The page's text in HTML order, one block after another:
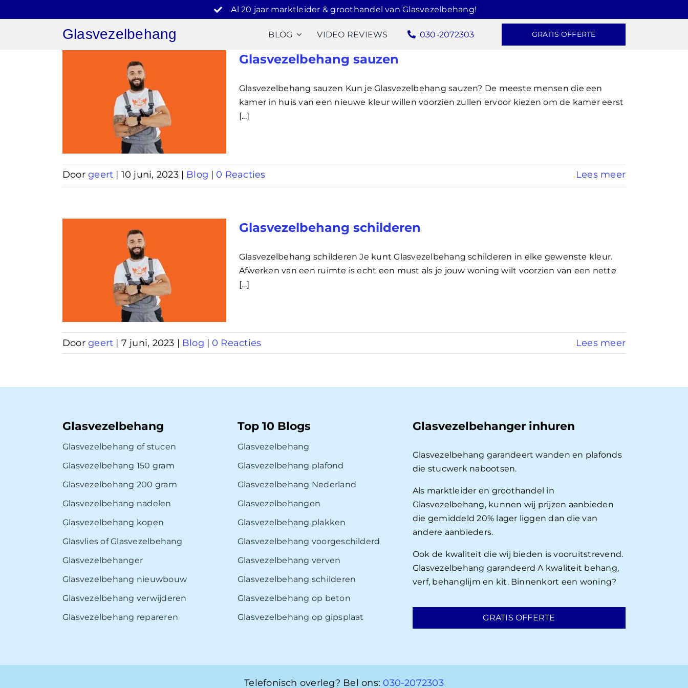
naar
Al 20 jaar marktleider & groothandel van Glasvezelbehang!
Glasvezelbehang BLOG VIDEO REVIEWS 030-2072303 GRATIS OFFERTE
Glasvezelbehang sauzen
Glasvezelbehang sauzen Kun je Glasvezelbehang sauzen? De meeste mensen die een
kamer in huis van een nieuwe kleur willen voorzien zullen ervoor kiezen om de kamer eerst
[...]
Doorgeert | 10 juni, 2023 | Blog | 0 Reacties Lees meer
Glasvezelbehang schilderen
Glasvezelbehang schilderen Je kunt Glasvezelbehang schilderen in elke gewenste kleur.
Afwerken van een ruimte is echt een must als je jouw woning wilt voorzien van een nette
[...]
Doorgeert | 7 juni, 2023 | Blog | 0 Reacties Lees meer
Glasvezelbehang
Glasvezelbehang of stucen
Glasvezelbehang 150 gram
Glasvezelbehang 200 gram
Glasvezelbehang nadelen
Glasvezelbehang kopen
Glasvlies of Glasvezelbehang
Glasvezelbehanger
Glasvezelbehang nieuwbouw
Glasvezelbehang verwijderen
Glasvezelbehang repareren
Top 10 Blogs
Glasvezelbehang
Glasvezelbehang plafond
Glasvezelbehang Nederland
Glasvezelbehangen
Glasvezelbehang plakken
Glasvezelbehang voorgeschilderd
Glasvezelbehang verven
Glasvezelbehang schilderen
Glasvezelbehang op beton
Glasvezelbehang op gipsplaat
Glasvezelbehanger inhuren
Glasvezelbehang garandeert wanden en plafonds
die stucwerk nabootsen.
Als marktleider en groothandel in
Glasvezelbehang, kunnen wij prijzen aanbieden
die gemiddeld 20% lager liggen dan die van
andere aanbieders.
Ook de kwaliteit die wij bieden is vooruitstrevend.
Glasvezelbehang garandeerd A kwaliteit behang,
verf, behanglijm en kit. Binnenkort een woning?
GRATIS OFFERTE
Telefonisch overleg? Bel ons: 030-2072303